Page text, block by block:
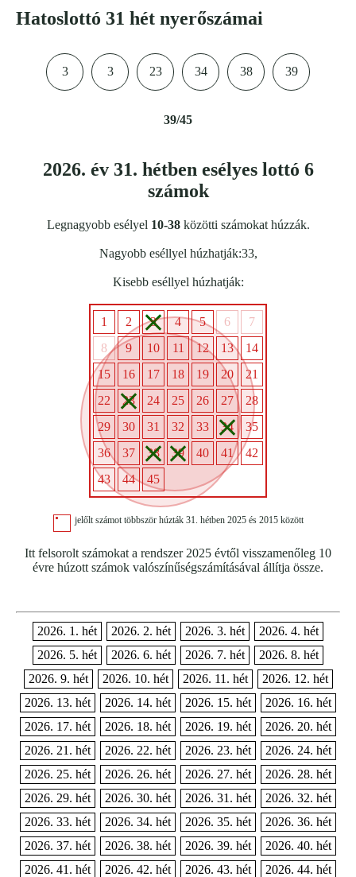
Hatoslottó 31 hét nyerőszámai
3 3 23 34 38 39
39/45
2026. év 31. hétben esélyes lottó 6
számok
Legnagyobb esélyel 10-38közötti számokat húzzák.
Nagyobb eséllyel húzhatják:33,
Kisebb eséllyel húzhatják:
1 2 3 4 5 6
7
8
9 10 11 12 13
14
15
16 17 18 19 20
21
22
23 24 25 26 27
28
29
30 31 32 33 34
35
36
37 38 39 40 41
42
43
44 45
jelőlt számot többször húzták 31. hétben 2025 és 2015 között
Itt felsorolt számokat a rendszer 2025 évtől visszamenőleg 10
évre húzott számok valószínűségszámításával állítja össze.
2026. 1. hét 2026. 2. hét 2026. 3. hét
2026. 4. hét
2026. 5. hét
2026. 6. hét 2026. 7. hét
2026. 8. hét
2026. 9. hét
2026. 10. hét 2026. 11. hét
2026. 12. hét
2026. 13. hét
2026. 14. hét 2026. 15. hét
2026. 16. hét
2026. 17. hét
2026. 18. hét 2026. 19. hét
2026. 20. hét
2026. 21. hét
2026. 22. hét 2026. 23. hét
2026. 24. hét
2026. 25. hét
2026. 26. hét 2026. 27. hét
2026. 28. hét
2026. 29. hét
2026. 30. hét 2026. 31. hét
2026. 32. hét
2026. 33. hét
2026. 34. hét 2026. 35. hét
2026. 36. hét
2026. 37. hét
2026. 38. hét 2026. 39. hét
2026. 40. hét
2026. 41. hét
2026. 42. hét 2026. 43. hét
2026. 44. hét